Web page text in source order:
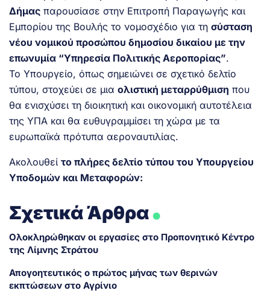
Δήμας παρουσίασε στην Επιτροπή Παραγωγής και
Εμπορίου της Βουλής το νομοσχέδιο για τη σύσταση
νέου νομικού προσώπου δημοσίου δικαίου με την
επωνυμία “Υπηρεσία Πολιτικής Αεροπορίας”.
Το Υπουργείο, όπως σημειώνει σε σχετικό δελτίο
τύπου, στοχεύει σε μια ολιστική μεταρρύθμιση που
θα ενισχύσει τη διοικητική και οικονομική αυτοτέλεια
της ΥΠΑ και θα ευθυγραμμίσει τη χώρα με τα
ευρωπαϊκά πρότυπα αεροναυτιλίας.
Ακολουθεί το πλήρες δελτίο τύπου του Υπουργείου
Υποδομών και Μεταφορών:
Σχετικά Άρθρα.
Ολοκληρώθηκαν οι εργασίες στο Προπονητικό Κέντρο
της Λίμνης Στράτου
Απογοητευτικός ο πρώτος μήνας των θερινών
εκπτώσεων στο Αγρίνιο